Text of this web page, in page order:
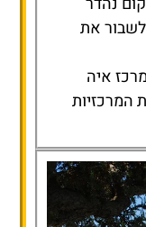
את
איה
המרכזיות